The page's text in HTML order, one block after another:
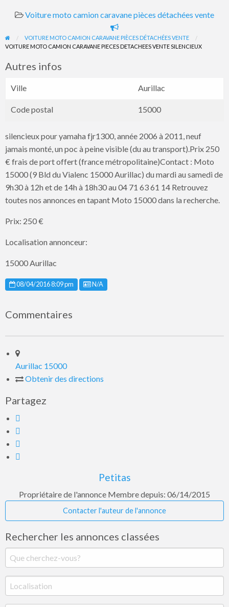
Voiture moto camion caravane pièces détachées vente
Signaler
un
problème
VOITURE MOTO CAMION CARAVANE PIÈCES DÉTACHÉES VENTE
VOITURE MOTO CAMION CARAVANE PIECES DETACHEES VENTE SILENCIEUX
Autres infos
Ville Aurillac
Code postal 15000
silencieux pour yamaha fjr1300, année 2006 à 2011, neuf
jamais monté, un poc à peine visible (du au transport).Prix 250
€ frais de port offert (france métropolitaine)Contact : Moto
15000 (9 Bld du Vialenc 15000 Aurillac) du mardi au samedi de
9h30 à 12h et de 14h à 18h30 au 04 71 63 61 14 Retrouvez
toutes nos annonces en tapant Moto 15000 dans la recherche.
Prix: 250 €
Localisation annonceur:
15000 Aurillac
08/04/2016 8:09 pm Listing ID
N/A
Commentaires
Aurillac 15000
Obtenir des directions
Partagez
Petitas
Propriétaire de l'annonce Membre depuis: 06/14/2015
Contacter l'auteur de l'annonce
Rechercher les annonces classées